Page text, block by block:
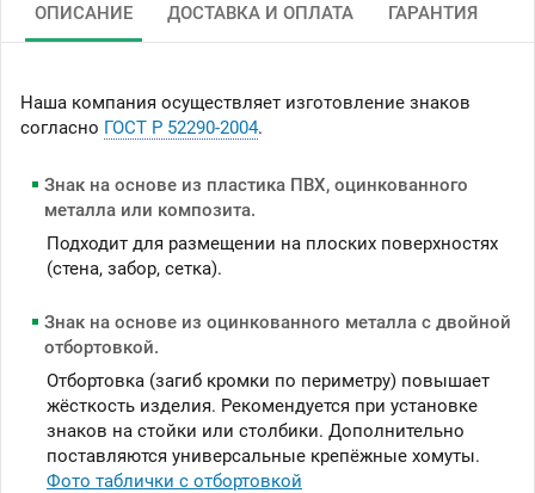
ОПИСАНИЕ ДОСТАВКА И ОПЛАТА ГАРАНТИЯ
Наша компания осуществляет изготовление знаков
согласно ГОСТ Р 52290-2004.
Знак на основе из пластика ПВХ, оцинкованного
металла или композита.
Подходит для размещении на плоских поверхностях
(стена, забор, сетка).
Знак на основе из оцинкованного металла с двойной
отбортовкой.
Отбортовка (загиб кромки по периметру) повышает
жёсткость изделия. Рекомендуется при установке
знаков на стойки или столбики. Дополнительно
поставляются универсальные крепёжные хомуты.
Фото таблички с отбортовкой